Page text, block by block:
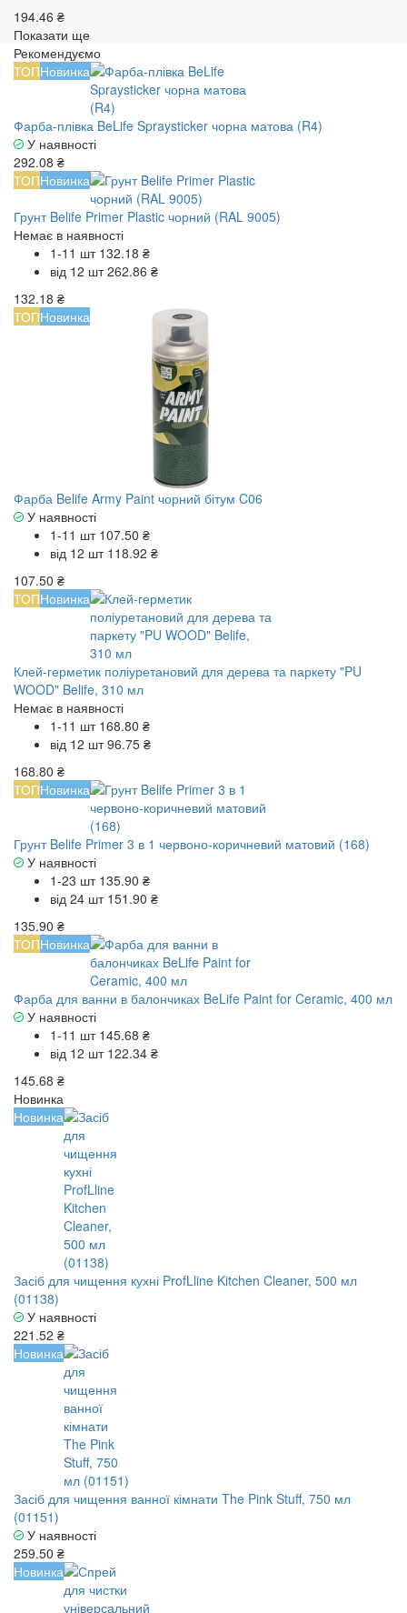
194.46 ₴
Показати ще
Рекомендуємо
ТОПНовинка
Фарба-плівка BeLife Spraysticker чорна матова (R4)
У наявності
292.08 ₴
ТОПНовинка
Грунт Belife Primer Plastic чорний (RAL 9005)
Немає в наявності
1-11 шт 132.18 ₴
від 12 шт262.86 ₴
132.18 ₴
ТОПНовинка
Фарба Belife Army Paint чорний бітум C06
У наявності
1-11 шт 107.50 ₴
від 12 шт 118.92 ₴
107.50 ₴
ТОПНовинка
Клей-герметик поліуретановий для дерева та паркету "PU
WOOD" Belife, 310 мл
Немає в наявності
1-11 шт 168.80 ₴
від 12 шт96.75 ₴
168.80 ₴
ТОПНовинка
Грунт Belife Primer 3 в 1 червоно-коричневий матовий (168)
У наявності
1-23 шт 135.90 ₴
від 24 шт 151.90 ₴
135.90 ₴
ТОПНовинка
Фарба для ванни в балончиках BeLife Paint for Ceramic, 400 мл
У наявності
1-11 шт 145.68 ₴
від 12 шт 122.34 ₴
145.68 ₴
Новинка
Новинка
Засіб для чищення кухні ProfLline Kitchen Cleaner, 500 мл
(01138)
У наявності
221.52 ₴
Новинка
Засіб для чищення ванної кімнати The Pink Stuff, 750 мл
(01151)
У наявності
259.50 ₴
Новинка